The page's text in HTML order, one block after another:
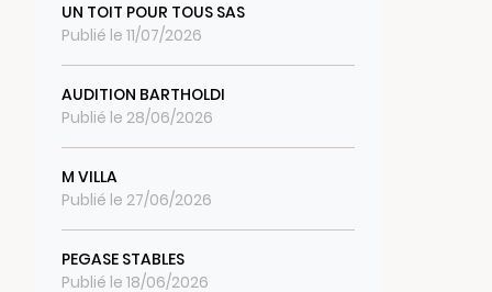
UN TOIT POUR TOUS SAS
Publié le 11/07/2026
AUDITION BARTHOLDI
Publié le 28/06/2026
M VILLA
Publié le 27/06/2026
PEGASE STABLES
Publié le 18/06/2026